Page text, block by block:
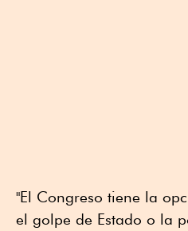
"El Congreso tiene la
el golpe de Estado o la